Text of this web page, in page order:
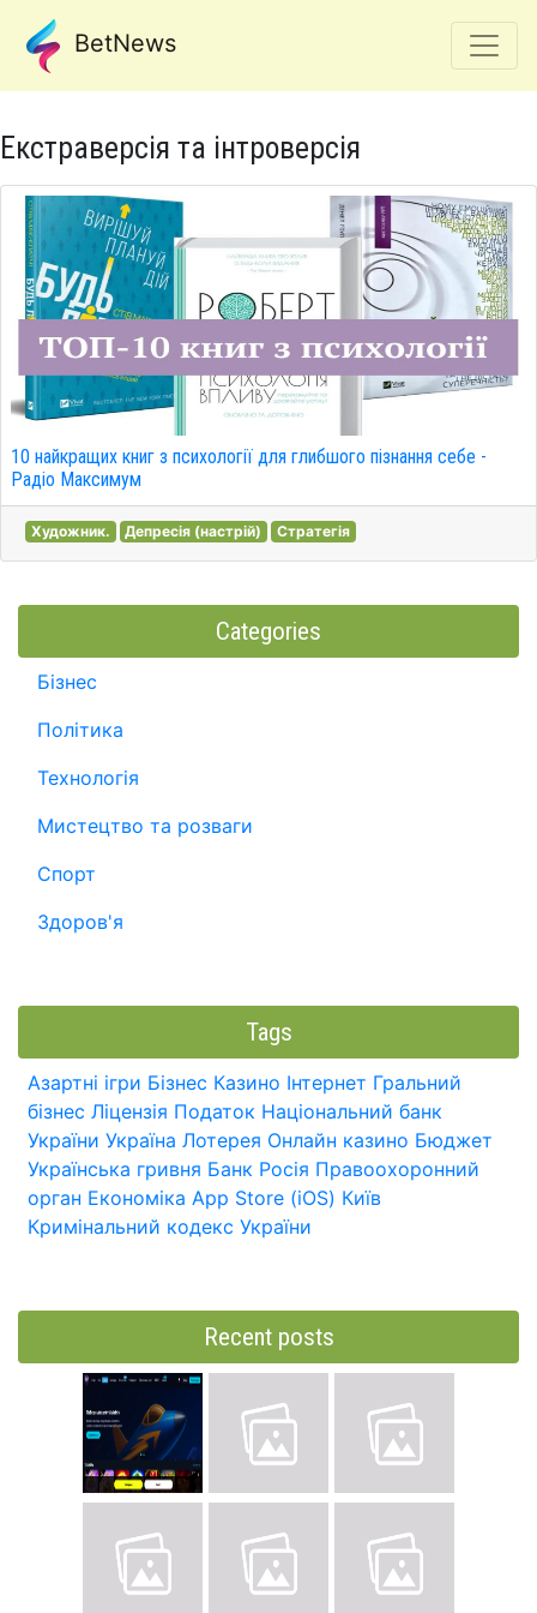
BetNews
Екстраверсія та інтроверсія
10 найкращих книг з психології для глибшого пізнання себе -
Радіо Максимум
Художник. Депресія (настрій) Стратегія
Categories
Бізнес
Політика
Технологія
Мистецтво та розваги
Спорт
Здоров'я
Tags
Азартні ігри Бізнес Казино Інтернет Гральний
бізнес Ліцензія Податок Національний банк
України Україна Лотерея Онлайн казино Бюджет
Українська гривня Банк Росія Правоохоронний
орган Економіка App Store (iOS) Київ
Кримінальний кодекс України
Recent posts